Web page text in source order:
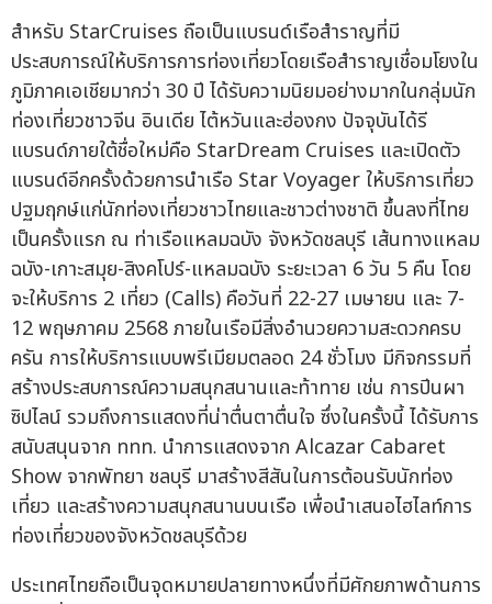
สำหรับ StarCruises ถือเป็นแบรนด์เรือสำราญที่มี
ประสบการณ์ให้บริการการท่องเที่ยวโดยเรือสำราญเชื่อมโยงใน
ภูมิภาคเอเชียมากว่า 30 ปี ได้รับความนิยมอย่างมากในกลุ่มนัก
ท่องเที่ยวชาวจีน อินเดีย ไต้หวันและฮ่องกง ปัจจุบันได้รี
แบรนด์ภายใต้ชื่อใหม่คือ StarDream Cruises และเปิดตัว
แบรนด์อีกครั้งด้วยการนำเรือ Star Voyager ให้บริการเที่ยว
ปฐมฤกษ์แก่นักท่องเที่ยวชาวไทยและชาวต่างชาติ ขึ้นลงที่ไทย
เป็นครั้งแรก ณ ท่าเรือแหลมฉบัง จังหวัดชลบุรี เส้นทางแหลม
ฉบัง-เกาะสมุย-สิงคโปร์-แหลมฉบัง ระยะเวลา 6 วัน 5 คืน โดย
จะให้บริการ 2 เที่ยว (Calls) คือวันที่ 22-27 เมษายน และ 7-
12 พฤษภาคม 2568 ภายในเรือมีสิ่งอำนวยความสะดวกครบ
ครัน การให้บริการแบบพรีเมียมตลอด 24 ชั่วโมง มีกิจกรรมที่
สร้างประสบการณ์ความสนุกสนานและท้าทาย เช่น การปีนผา
ซิปไลน์ รวมถึงการแสดงที่น่าตื่นตาตื่นใจ ซึ่งในครั้งนี้ ได้รับการ
สนับสนุนจาก ททท. นำการแสดงจาก Alcazar Cabaret
Show จากพัทยา ชลบุรี มาสร้างสีสันในการต้อนรับนักท่อง
เที่ยว และสร้างความสนุกสนานบนเรือ เพื่อนำเสนอไฮไลท์การ
ท่องเที่ยวของจังหวัดชลบุรีด้วย
ประเทศไทยถือเป็นจุดหมายปลายทางหนึ่งที่มีศักยภาพด้านการ